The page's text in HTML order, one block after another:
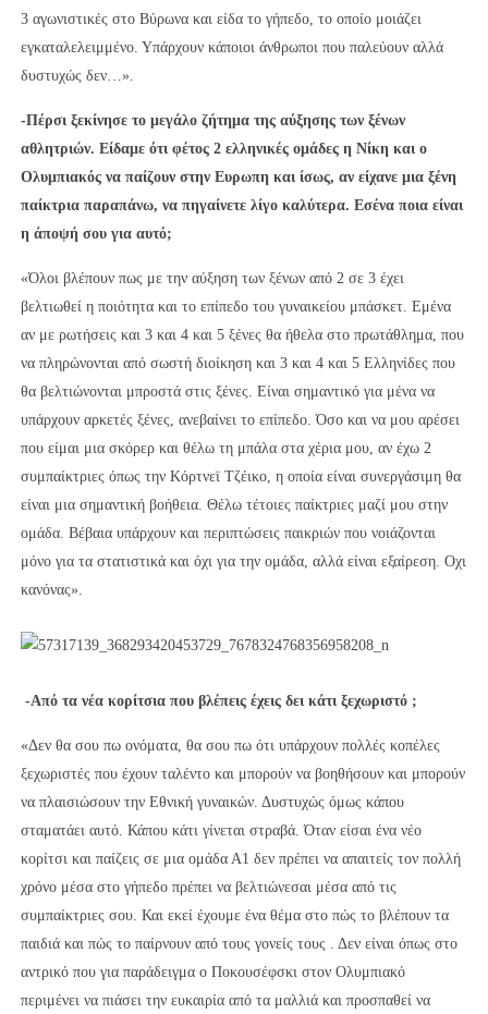
3 αγωνιστικές στο Βύρωνα και είδα το γήπεδο, το οποίο μοιάζει
εγκαταλελειμμένο. Υπάρχουν κάποιοι άνθρωποι που παλεύουν αλλά
δυστυχώς δεν…».
-Πέρσι ξεκίνησε το μεγάλο ζήτημα της αύξησης των ξένων
αθλητριών. Είδαμε ότι φέτος 2 ελληνικές ομάδες η Νίκη και ο
Ολυμπιακός να παίζουν στην Ευρωπη και ίσως, αν είχανε μια ξένη
παίκτρια παραπάνω, να πηγαίνετε λίγο καλύτερα. Εσένα ποια είναι
η άποψή σου για αυτό;
«Όλοι βλέπουν πως με την αύξηση των ξένων από 2 σε 3 έχει
βελτιωθεί η ποιότητα και το επίπεδο του γυναικείου μπάσκετ. Εμένα
αν με ρωτήσεις και 3 και 4 και 5 ξένες θα ήθελα στο πρωτάθλημα, που
να πληρώνονται από σωστή διοίκηση και 3 και 4 και 5 Ελληνίδες που
θα βελτιώνονται μπροστά στις ξένες. Είναι σημαντικό για μένα να
υπάρχουν αρκετές ξένες, ανεβαίνει το επίπεδο. Όσο και να μου αρέσει
που είμαι μια σκόρερ και θέλω τη μπάλα στα χέρια μου, αν έχω 2
συμπαίκτριες όπως την Κόρτνεϊ Τζέικο, η οποία είναι συνεργάσιμη θα
είναι μια σημαντική βοήθεια. Θέλω τέτοιες παίκτριες μαζί μου στην
ομάδα. Βέβαια υπάρχουν και περιπτώσεις παικριών που νοιάζονται
μόνο για τα στατιστικά και όχι για την ομάδα, αλλά είναι εξαίρεση. Οχι
κανόνας».
-Από τα νέα κορίτσια που βλέπεις έχεις δει κάτι ξεχωριστό ;
«Δεν θα σου πω ονόματα, θα σου πω ότι υπάρχουν πολλές κοπέλες
ξεχωριστές που έχουν ταλέντο και μπορούν να βοηθήσουν και μπορούν
να πλαισιώσουν την Εθνική γυναικών. Δυστυχώς όμως κάπου
σταματάει αυτό. Κάπου κάτι γίνεται στραβά. Όταν είσαι ένα νέο
κορίτσι και παίζεις σε μια ομάδα Α1 δεν πρέπει να απαιτείς τον πολλή
χρόνο μέσα στο γήπεδο πρέπει να βελτιώνεσαι μέσα από τις
συμπαίκτριες σου. Και εκεί έχουμε ένα θέμα στο πώς το βλέπουν τα
παιδιά και πώς το παίρνουν από τους γονείς τους . Δεν είναι όπως στο
αντρικό που για παράδειγμα ο Ποκουσέφσκι στον Ολυμπιακό
περιμένει να πιάσει την ευκαιρία από τα μαλλιά και προσπαθεί να